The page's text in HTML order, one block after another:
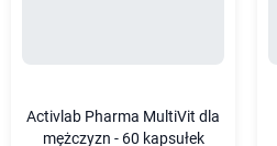
Activlab Pharma MultiVit dla
mężczyzn - 60 kapsułek